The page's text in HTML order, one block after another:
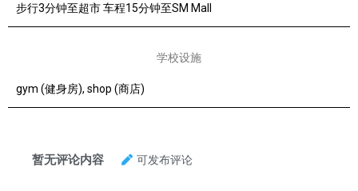
步行3分钟至超市 车程15分钟至SM Mall
学校设施
gym (健身房), shop (商店)
暂无评论内容 可发布评论